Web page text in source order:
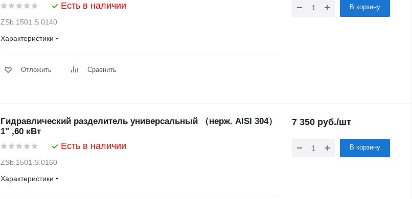
Есть в наличии
ZSb.1501.S.0140
Характеристики
Отложить Сравнить
В корзину
Гидравлический разделитель универсальный （нерж. AISI 304）
1" ,60 кВт
Есть в наличии
ZSb.1501.S.0160
Характеристики
7 350 руб./шт
В корзину